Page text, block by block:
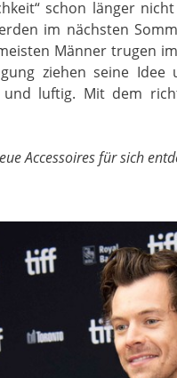
schon länger
im nächsten
Männer trugen
ziehen seine Idee
und luftig. Mit dem
Accessoires für sich